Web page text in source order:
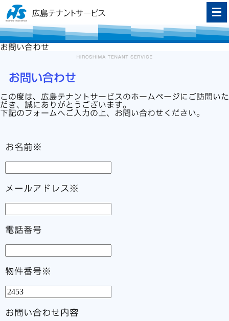
お問い合わせ
お問い合わせ
この度は、広島テナントサービスのホームページにご訪問いた
だき、誠にありがとうございます。
下記のフォームへご入力の上、お問い合わせください。
お名前※
メールアドレス※
電話番号
物件番号※
お問い合わせ内容